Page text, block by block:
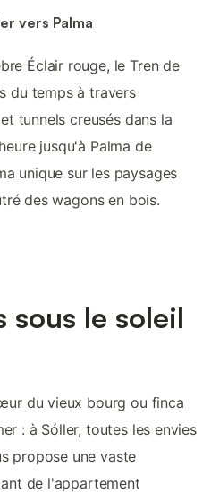
vers Palma
Éclair rouge, le Tren de
du temps à travers
tunnels creusés dans la
jusqu'à Palma de
unique sur les paysages
des wagons en bois.
sous le soleil
du vieux bourg ou finca
: à Sóller, toutes les envies
propose une vaste
de l'appartement